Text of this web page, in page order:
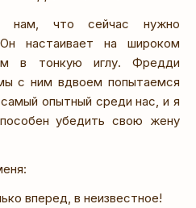
нам, что сейчас нужно
настаивает на широком
в тонкую иглу. Фредди
с ним вдвоем попытаемся
опытный среди нас, и я
убедить свою жену
вперед, в неизвестное!